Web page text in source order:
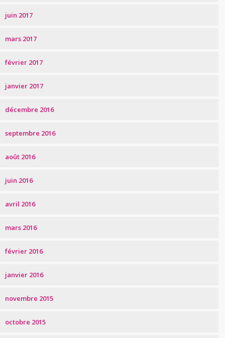
juin 2017
mars 2017
février 2017
janvier 2017
décembre 2016
septembre 2016
août 2016
juin 2016
avril 2016
mars 2016
février 2016
janvier 2016
novembre 2015
octobre 2015